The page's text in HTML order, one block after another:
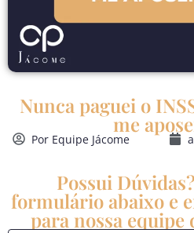
Nunca paguei o
me
Por Equipe Jácome
Possui
formulário abaixo e
para nossa equipe